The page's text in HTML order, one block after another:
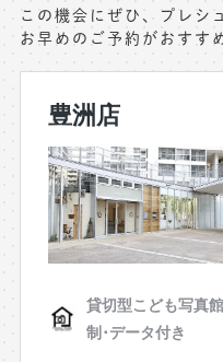
この機会にぜひ、プレシ
お早めのご予約がおすす